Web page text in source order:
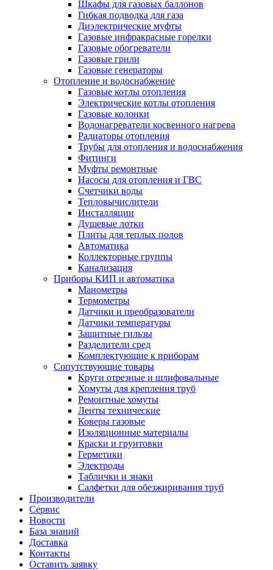
Шкафы для газовых баллонов
Гибкая подводка для газа
Диэлектрические муфты
Газовые инфракрасные горелки
Газовые обогреватели
Газовые грили
Газовые генераторы
Отопление и водоснабжение
Газовые котлы отопления
Электрические котлы отопления
Газовые колонки
Водонагреватели косвенного нагрева
Радиаторы отопления
Трубы для отопления и водоснабжения
Фитинги
Муфты ремонтные
Насосы для отопления и ГВС
Счетчики воды
Тепловычислители
Инсталляции
Душевые лотки
Плиты для теплых полов
Автоматика
Коллекторные группы
Канализация
Приборы КИП и автоматика
Манометры
Термометры
Датчики и преобразователи
Датчики температуры
Защитные гильзы
Разделители сред
Комплектующие к приборам
Сопутствующие товары
Круги отрезные и шлифовальные
Хомуты для крепления труб
Ремонтные хомуты
Ленты технические
Коверы газовые
Изоляционные материалы
Краски и грунтовки
Герметики
Электроды
Таблички и знаки
Салфетки для обезжиривания труб
Производители
Сервис
Новости
База знаний
Доставка
Контакты
Оставить заявку